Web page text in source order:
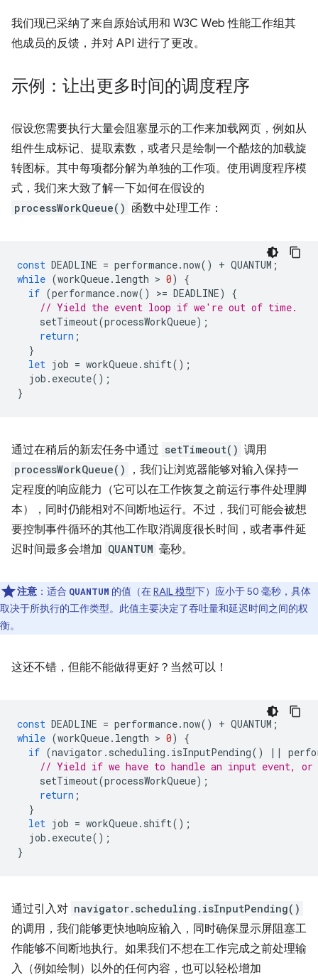
我们现已采纳了来自原始试用和 W3C Web 性能工作组其
他成员的反馈，并对 API 进行了更改。
示例：让出更多时间的调度程序
假设您需要执行大量会阻塞显示的工作来加载网页，例如从
组件生成标记、提取素数，或者只是绘制一个酷炫的加载旋
转图标。其中每项都分解为单独的工作项。使用调度程序模
式，我们来大致了解一下如何在假设的
processWorkQueue() 函数中处理工作：
const DEADLINE = performance.now() + QUANTUM ;
while (workQueue. length > 0)
{
if (performance.now() >= DEADLINE)
{
// Yield the event loop if we're out of time.
setTimeout(processWorkQueue);
return ;
}
let job = workQueue. shift();
job . execute();
}
通过在稍后的新宏任务中通过 setTimeout() 调用
processWorkQueue()
，我们让浏览器能够对输入保持一
定程度的响应能力（它可以在工作恢复之前运行事件处理脚
本），同时仍能相对不间断地运行。不过，我们可能会被想
要控制事件循环的其他工作取消调度很长时间，或者事件延
迟时间最多会增加 QUANTUM 毫秒。
注意 ：适合 QUANTUM 的值（在RAIL 模型下）应小于 50 毫秒，具体
取决于所执行的工作类型。此值主要决定了吞吐量和延迟时间之间的权
衡。
这还不错，但能不能做得更好？当然可以！
const DEADLINE = performance.now() + QUANTUM ;
while (workQueue. length > 0)
{
if (navigator . scheduling . isInputPending() ||
// Yield if we have to handle an input event,
setTimeout(processWorkQueue);
return ;
}
let job = workQueue. shift();
job . execute();
}
通过引入对 navigator.scheduling.isInputPending()
的调用，我们能够更快地响应输入，同时确保显示屏阻塞工
作能够不间断地执行。如果我们不想在工作完成之前处理输
入（例如绘制）以外的任何内容，也可以轻松增加